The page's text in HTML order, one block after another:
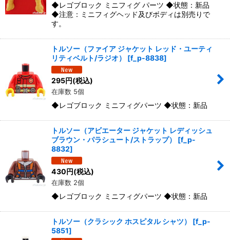
◆レゴブロック ミニフィグ パーツ ◆状態：新品
◆注意：ミニフィグヘッド及びボディは別売りで
す。
トルソー（ファイア ジャケット レッド・ユーティ
リティベルト/ラジオ）
[f_p-8838]
295円(税込)
在庫数 5個
◆レゴブロック ミニフィグパーツ ◆状態：新品
トルソー（アビエーター ジャケット レディッシュ
ブラウン・パラシュート/ストラップ）
[f_p-
8832]
430円(税込)
在庫数 2個
◆レゴブロック ミニフィグパーツ ◆状態：新品
トルソー（クラシック ホスピタル シャツ） [f_p-
5851]